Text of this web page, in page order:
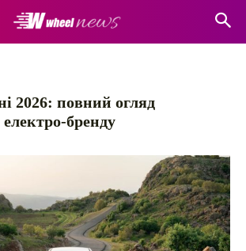
2026: повний огляд
бренду